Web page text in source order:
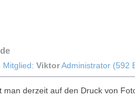
Mitglied: Viktor Administrator (592
derzeit auf den Druck von